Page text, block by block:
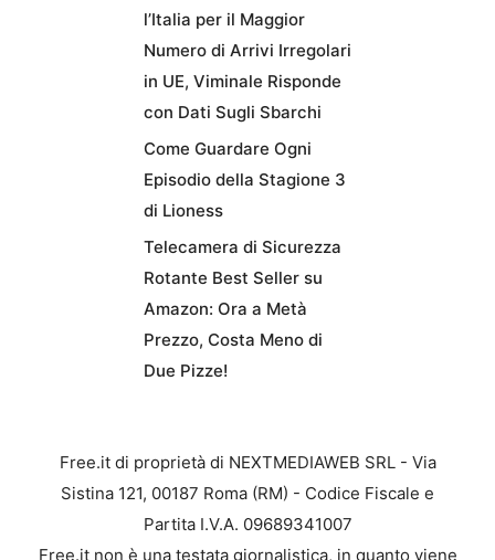
l’Italia per il Maggior
Numero di Arrivi Irregolari
in UE, Viminale Risponde
con Dati Sugli Sbarchi
Come Guardare Ogni
Episodio della Stagione 3
di Lioness
Telecamera di Sicurezza
Rotante Best Seller su
Amazon: Ora a Metà
Prezzo, Costa Meno di
Due Pizze!
Free.it di proprietà di NEXTMEDIAWEB SRL - Via
Sistina 121, 00187 Roma (RM) - Codice Fiscale e
Partita I.V.A. 09689341007
Free.it non è una testata giornalistica, in quanto viene